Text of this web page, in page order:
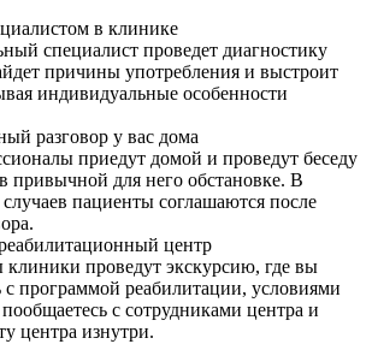
в клинике
специалист проведет диагностику
причины употребления и выстроит
индивидуальные особенности
разговор у вас дома
приедут домой и проведут беседу
привычной для него обстановке. В
пациенты соглашаются после
центр
проведут экскурсию, где вы
с программой реабилитации, условиями
с сотрудниками центра и
центра изнутри.